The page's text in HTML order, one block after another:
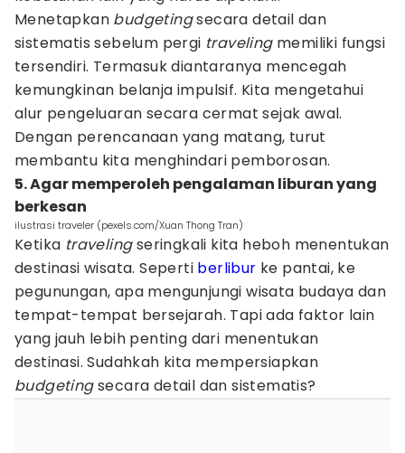
Menetapkan budgetingsecara detail dan
sistematis sebelum pergi travelingmemiliki fungsi
tersendiri. Termasuk diantaranya mencegah
kemungkinan belanja impulsif. Kita mengetahui
alur pengeluaran secara cermat sejak awal.
Dengan perencanaan yang matang, turut
membantu kita menghindari pemborosan.
5. Agar memperoleh pengalaman liburan yang
berkesan
ilustrasi traveler (pexels.com/Xuan Thong Tran)
Ketika travelingseringkali kita heboh menentukan
destinasi wisata. Seperti berlibur ke pantai, ke
pegunungan, apa mengunjungi wisata budaya dan
tempat-tempat bersejarah. Tapi ada faktor lain
yang jauh lebih penting dari menentukan
destinasi. Sudahkah kita mempersiapkan
budgetingsecara detail dan sistematis?